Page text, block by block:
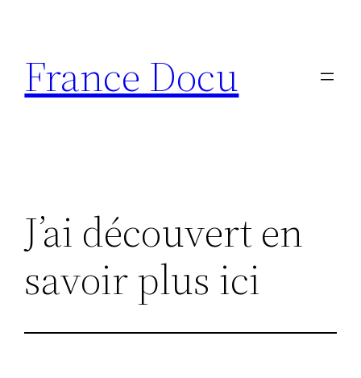
contenu
France Docu
J’ai découvert en
savoir plus ici